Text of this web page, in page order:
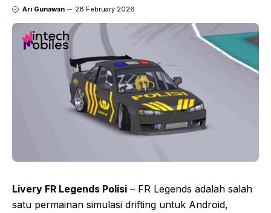
Ari Gunawan 28 February 2026
Livery FR Legends Polisi – FR Legends adalah salah
satu permainan simulasi drifting untuk Android,